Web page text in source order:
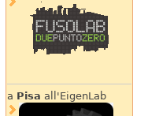
a Pisa all'EigenLab